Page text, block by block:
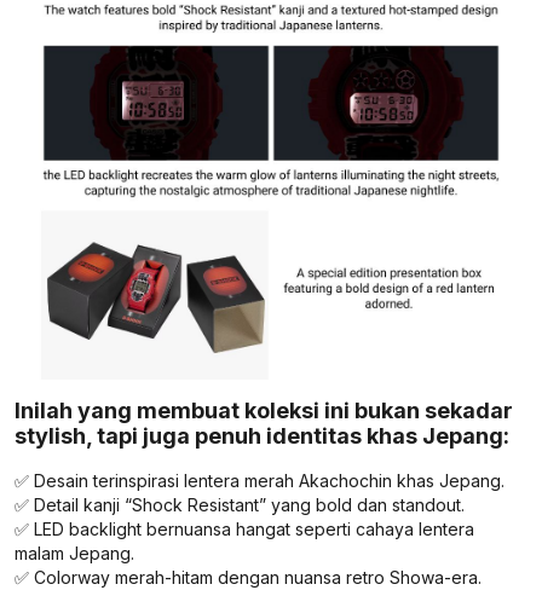
Inilah yang membuat koleksi ini bukan sekadar
stylish, tapi juga penuh identitas khas Jepang:
✅ Desain terinspirasi lentera merah Akachochin khas Jepang.
✅ Detail kanji “Shock Resistant” yang bold dan standout.
✅ LED backlight bernuansa hangat seperti cahaya lentera
malam Jepang.
✅ Colorway merah-hitam dengan nuansa retro Showa-era.